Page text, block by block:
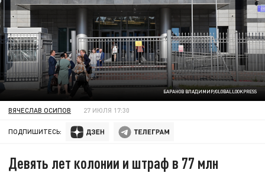
БАРАНОВ ВЛАДИМИР/GLOBALLOOKPRESS
ВЯЧЕСЛАВ ОСИПОВ 27 ИЮЛЯ 17:30
ПОДПИШИТЕСЬ:
Девять лет колонии и штраф в 77 млн